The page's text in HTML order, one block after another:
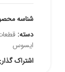
شناسه
دسته:
ایسوس
اشتراک